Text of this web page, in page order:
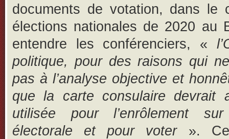
documents de votation, dans le
élections nationales de 2020 au
entendre les conférenciers, «
politique, pour des raisons qui
pas à l’analyse objective et
que la carte consulaire devrait
utilisée pour l’enrôlement
électorale et pour voter ».